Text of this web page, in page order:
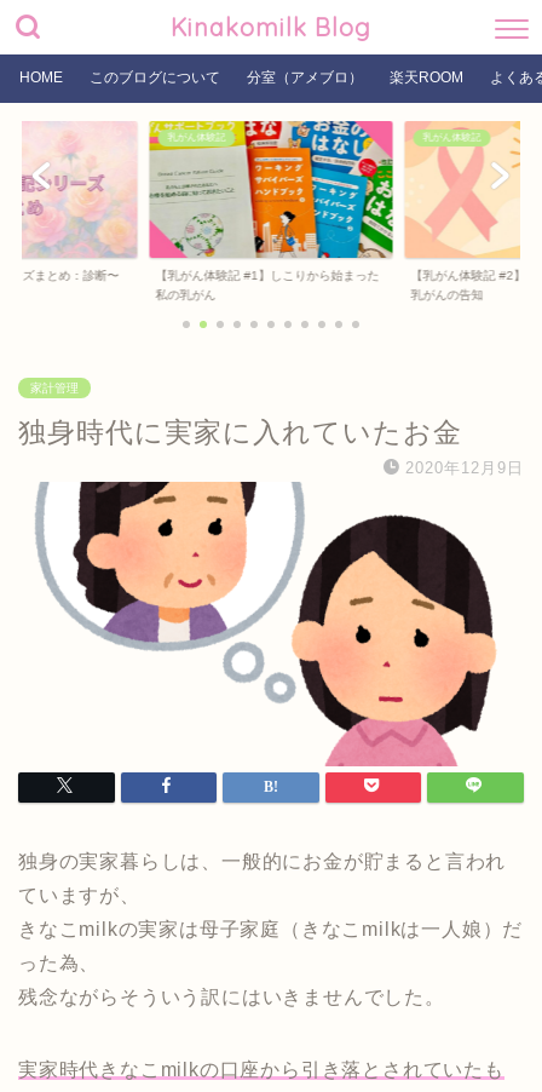
Kinakomilk Blog
HOME このブログについて 分室（アメブロ） 楽天ROOM よくあ
ーズまとめ：診断〜
乳がん体験記
【乳がん体験記 #1】しこりから始まった
私の乳がん
乳がん体験記
【乳がん体験記 #2】
乳がんの告知
家計管理
独身時代に実家に入れていたお金
2020年12月9日
独身の実家暮らしは、一般的にお金が貯まると言われ
ていますが、
きなこmilkの実家は母子家庭（きなこmilkは一人娘）だ
った為、
残念ながらそういう訳にはいきませんでした。
実家時代きなこmilkの口座から引き落とされていたも